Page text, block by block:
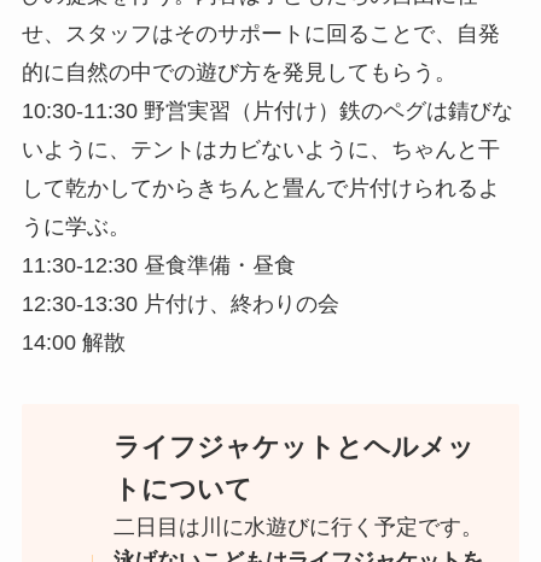
せ、スタッフはそのサポートに回ることで、自発
的に自然の中での遊び方を発見してもらう。
10:30-11:30 野営実習（片付け）鉄のペグは錆びな
いように、テントはカビないように、ちゃんと干
して乾かしてからきちんと畳んで片付けられるよ
うに学ぶ。
11:30-12:30 昼食準備・昼食
12:30-13:30 片付け、終わりの会
14:00 解散
ライフジャケットとヘルメッ
トについて
二日目は川に水遊びに行く予定です。